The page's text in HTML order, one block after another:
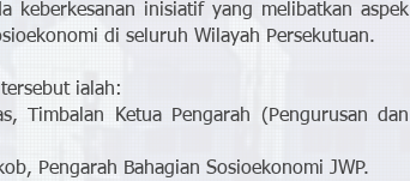
keberkesanan inisiatif yang melibatkan aspek
di seluruh Wilayah Persekutuan.
ialah:
Timbalan Ketua Pengarah (Pengurusan dan
Pengarah Bahagian Sosioekonomi JWP.